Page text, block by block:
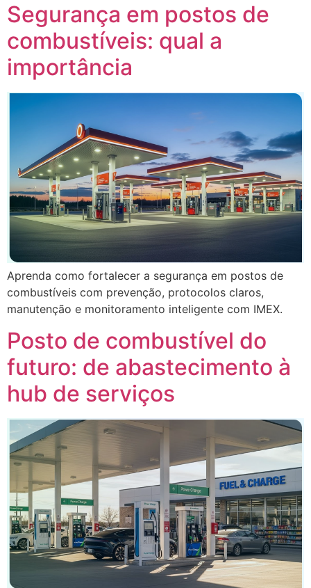
Segurança em postos de
combustíveis: qual a
importância
Aprenda como fortalecer a segurança em postos de
combustíveis com prevenção, protocolos claros,
manutenção e monitoramento inteligente com IMEX.
Posto de combustível do
futuro: de abastecimento à
hub de serviços